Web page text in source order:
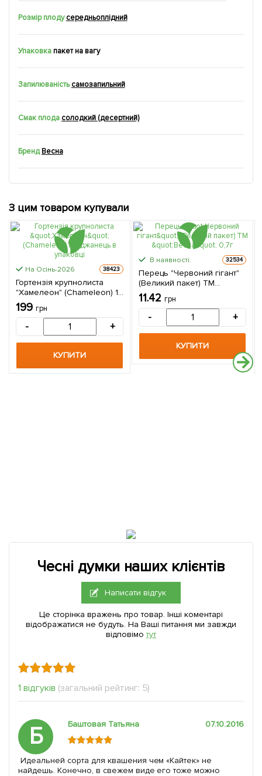
Розмір плоду середньоплідний
Упаковкапакет на вагу
Запилюваність самозапильний
Смак плода солодкий (десертний)
Бренд Весна
З цим товаром купували
На Осінь-2026 38423
Гортензія крупнолиста
"Хамелеон" (Chameleon) 1
саджанець в упаковці
199 грн
- +
КУПИТИ
В наявності. 32534
Перець "Червоний гігант"
(Великий пакет) ТМ
"Весна" 0,7г
11.42 грн
- +
КУПИТИ
Чесні думки наших клієнтів
Написати відгук
Це сторінка вражень про товар. Інші коментарі
відображатися не будуть. На Ваші питання ми завжди
відповімо тут
1 відгуків (загальний рейтинг: 5)
Б Баштовая Татьяна 07.10.2016
Идеальней сорта для квашения чем «Кайтек» не
найдешь. Конечно, в свежем виде его тоже можно